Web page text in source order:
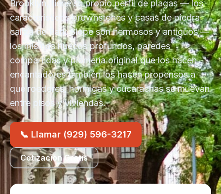
Brooklyn, tiene su propio perfil de plagas — los
característicos brownstones y casas de piedra
caliza de Park Slope son hermosos y antiguos —
los mismos huecos profundos, paredes
compartidas y plomería original que los hacen
encantadores también los hacen propensos a
que roedores, hormigas y cucarachas se muevan
entre pisos y viviendas.
📞 Llamar (929) 596-3217
Cotización Gratis